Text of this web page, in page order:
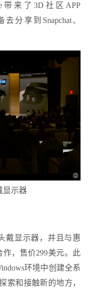
来了3D社区APP
分享到Snapchat、
显示器
戴显示器，并且与惠
，售价299美元。此
环境中创建全系
索和接触新的地方，